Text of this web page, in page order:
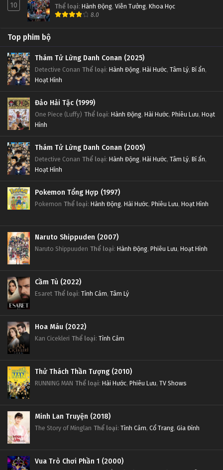
10 Thể loại: Hành Động, Viễn Tưởng, Khoa Học
8.0
Top phim bộ
Thám Tử Lừng Danh Conan (2025)
Detective Conan Thể loại: Hành Động, Hài Hước, Tâm Lý, Bí ẩn,
Hoạt Hình
Đảo Hải Tặc (1999)
One Piece (Luffy) Thể loại: Hành Động, Hài Hước, Phiêu Lưu, Hoạt
Hình
Thám Tử Lừng Danh Conan (2005)
Detective Conan Thể loại: Hành Động, Hài Hước, Tâm Lý, Bí ẩn,
Hoạt Hình
Pokemon Tổng Hợp (1997)
Pokemon Thể loại: Hành Động, Hài Hước, Phiêu Lưu, Hoạt Hình
Naruto Shippuden (2007)
Naruto Shippuuden Thể loại: Hành Động, Phiêu Lưu, Hoạt Hình
Cầm Tù (2022)
Esaret Thể loại: Tình Cảm, Tâm Lý
Hoa Máu (2022)
Kan Cicekleri Thể loại: Tình Cảm
Thử Thách Thần Tượng (2010)
RUNNING MAN Thể loại: Hài Hước, Phiêu Lưu, TV Shows
Minh Lan Truyện (2018)
The Story of Minglan Thể loại: Tình Cảm, Cổ Trang, Gia Đình
Vua Trò Chơi Phần 1 (2000)